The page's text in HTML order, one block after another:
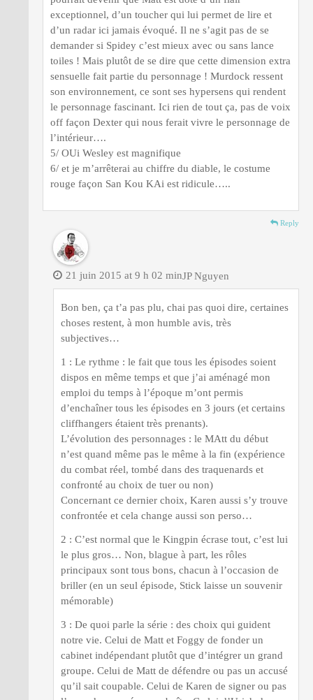
exceptionnel, d’un toucher qui lui permet de lire et
d’un radar ici jamais évoqué. Il ne s’agit pas de se
demander si Spidey c’est mieux avec ou sans lance
toiles ! Mais plutôt de se dire que cette dimension extra
sensuelle fait partie du personnage ! Murdock ressent
son environnement, ce sont ses hypersens qui rendent
le personnage fascinant. Ici rien de tout ça, pas de voix
off façon Dexter qui nous ferait vivre le personnage de
l’intérieur….
5/ OUi Wesley est magnifique
6/ et je m’arrêterai au chiffre du diable, le costume
rouge façon San Kou KAi est ridicule…..
Reply
JP Nguyen
21 juin 2015 at 9 h 02 min
Bon ben, ça t’a pas plu, chai pas quoi dire, certaines
choses restent, à mon humble avis, très
subjectives…
1 : Le rythme : le fait que tous les épisodes soient
dispos en même temps et que j’ai aménagé mon
emploi du temps à l’époque m’ont permis
d’enchaîner tous les épisodes en 3 jours (et certains
cliffhangers étaient très prenants).
L’évolution des personnages : le MAtt du début
n’est quand même pas le même à la fin (expérience
du combat réel, tombé dans des traquenards et
confronté au choix de tuer ou non)
Concernant ce dernier choix, Karen aussi s’y trouve
confrontée et cela change aussi son perso…
2 : C’est normal que le Kingpin écrase tout, c’est lui
le plus gros… Non, blague à part, les rôles
principaux sont tous bons, chacun à l’occasion de
briller (en un seul épisode, Stick laisse un souvenir
mémorable)
3 : De quoi parle la série : des choix qui guident
notre vie. Celui de Matt et Foggy de fonder un
cabinet indépendant plutôt que d’intégrer un grand
groupe. Celui de Matt de défendre ou pas un accusé
qu’il sait coupable. Celui de Karen de signer ou pas